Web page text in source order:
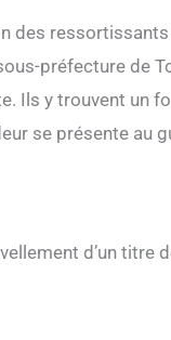
des
préfecture de
Ils y trouvent un
se présente au
d’un titre